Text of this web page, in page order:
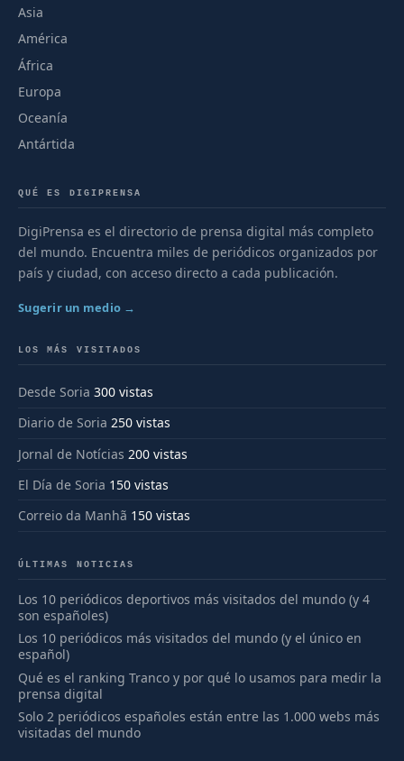
Asia
América
África
Europa
Oceanía
Antártida
QUÉ ES DIGIPRENSA
DigiPrensa es el directorio de prensa digital más completo
del mundo. Encuentra miles de periódicos organizados por
país y ciudad, con acceso directo a cada publicación.
Sugerir un medio →
LOS MÁS VISITADOS
Desde Soria 300 vistas
Diario de Soria 250 vistas
Jornal de Notícias 200 vistas
El Día de Soria 150 vistas
Correio da Manhã 150 vistas
ÚLTIMAS NOTICIAS
Los 10 periódicos deportivos más visitados del mundo (y 4
son españoles)
Los 10 periódicos más visitados del mundo (y el único en
español)
Qué es el ranking Tranco y por qué lo usamos para medir la
prensa digital
Solo 2 periódicos españoles están entre las 1.000 webs más
visitadas del mundo